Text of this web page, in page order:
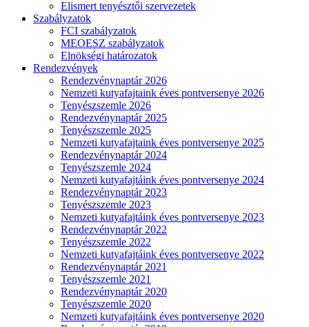
Elismert tenyésztői szervezetek
Szabályzatok
FCI szabályzatok
MEOESZ szabályzatok
Elnökségi határozatok
Rendezvények
Rendezvénynaptár 2026
Nemzeti kutyafajtaink éves pontversenye 2026
Tenyészszemle 2026
Rendezvénynaptár 2025
Tenyészszemle 2025
Nemzeti kutyafajtaink éves pontversenye 2025
Rendezvénynaptár 2024
Tenyészszemle 2024
Nemzeti kutyafajtáink éves pontversenye 2024
Rendezvénynaptár 2023
Tenyészszemle 2023
Nemzeti kutyafajtáink éves pontversenye 2023
Rendezvénynaptár 2022
Tenyészszemle 2022
Nemzeti kutyafajtáink éves pontversenye 2022
Rendezvénynaptár 2021
Tenyészszemle 2021
Rendezvénynaptár 2020
Tenyészszemle 2020
Nemzeti kutyafajtáink éves pontversenye 2020